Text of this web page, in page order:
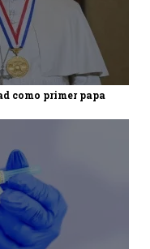
como primer papa